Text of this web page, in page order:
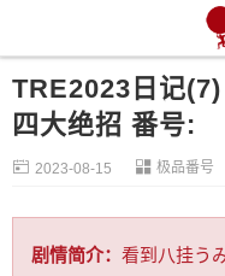
TRE2023日记
四大绝招 番号:
 2023-08-15  极品番号
剧情简介： 看到八挂う